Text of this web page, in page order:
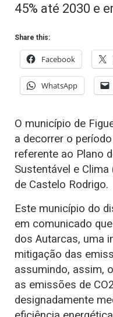
45% até 2030 e
Share this:
Facebook
WhatsApp
O município de
a decorrer o
referente ao Plano
Sustentável e Clima
de Castelo Rodrigo.
Este município do
em comunicado
dos Autarcas, uma
mitigação das
assumindo, assim,
as emissões de
designadamente